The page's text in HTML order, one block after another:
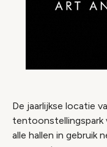
De jaarlijkse locatie
tentoonstellingspark
alle hallen in gebruik